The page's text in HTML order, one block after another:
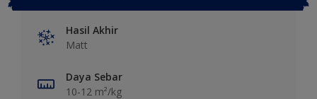
Hasil Akhir
Matt
Daya Sebar
10-12 m²/kg